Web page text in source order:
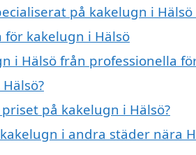
på kakelugn i
kakelugn i Hälsö
i Hälsö från professionella
på kakelugn i Hälsö?
i andra städer nära